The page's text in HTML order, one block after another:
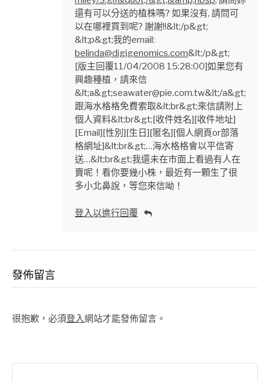
還有可以分送的植株嗎? 如果沒有, 請問可
以在哪裡買到呢? 謝謝!!&lt;/p&gt;
&lt;p&gt;我的email:
belinda@digigenomics.com&lt;/p&gt;
[版主回覆11/04/2008 15:28:00]如果您有
興趣種植，請來信
&lt;a&gt;seawater@pie.com.tw&lt;/a&gt;
跟海水格格免費索取&lt;br&gt;來信請附上
個人資料&lt;br&gt;[收件姓名][收件地址]
[Email][性別][生日][匿名][個人網頁or部落
格網址]&lt;br&gt;…海水格格會以平信寄
送…&lt;br&gt;我還未在市面上看過有人在
賣呢！看你要幾小株，最近有一顆生了很
多小北鼻說，等您來信呦！
登入以進行回覆
發佈留言
很抱歉，必須登入網站才能發佈留言。